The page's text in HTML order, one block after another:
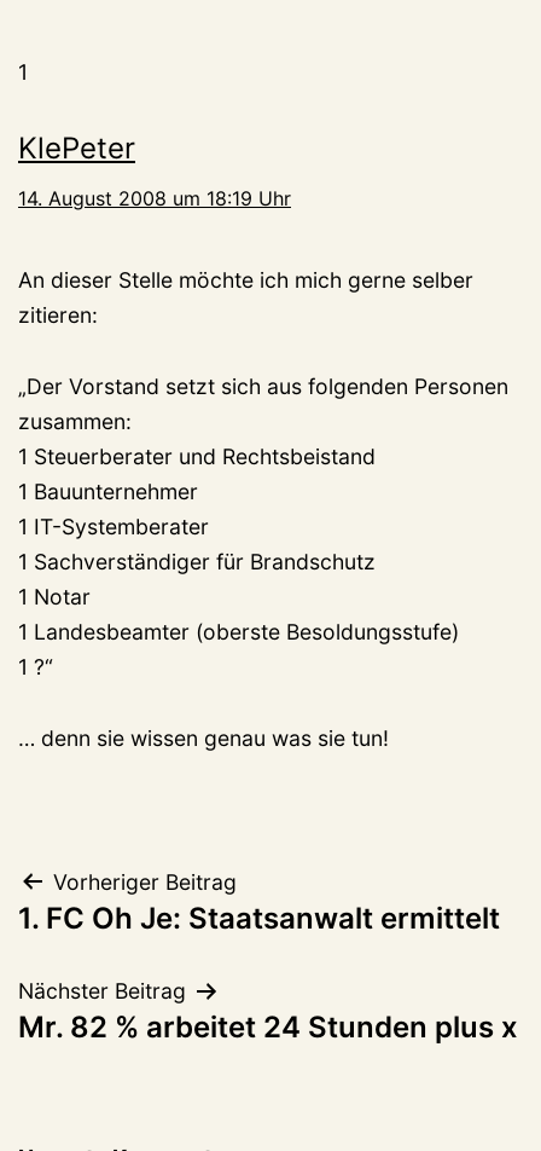
1
KlePeter
14. August 2008 um 18:19 Uhr
An dieser Stelle möchte ich mich gerne selber
zitieren:
„Der Vorstand setzt sich aus folgenden Personen
zusammen:
1 Steuerberater und Rechtsbeistand
1 Bauunternehmer
1 IT-Systemberater
1 Sachverständiger für Brandschutz
1 Notar
1 Landesbeamter (oberste Besoldungsstufe)
1 ?“
… denn sie wissen genau was sie tun!
Beitragsnavigation
Vorheriger Beitrag
1. FC Oh Je: Staatsanwalt ermittelt
Nächster Beitrag
Mr. 82 % arbeitet 24 Stunden plus x